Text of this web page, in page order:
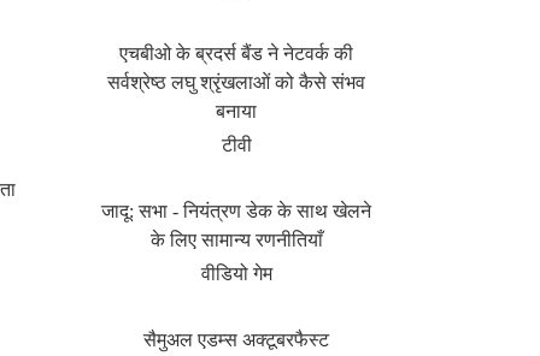
एचबीओ के ब्रदर्स बैंड ने नेटवर्क की
सर्वश्रेष्ठ लघु श्रृंखलाओं को कैसे संभव
बनाया
टीवी
जादू: सभा - नियंत्रण डेक के साथ खेलने
के लिए सामान्य रणनीतियाँ
वीडियो गेम
सैमुअल एडम्स अक्टूबरफैस्ट